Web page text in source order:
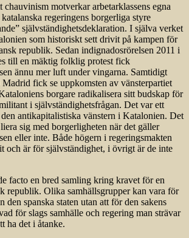
chauvinism motverkar arbetarklassens egna
regeringens borgerliga styre
självständighetsdeklaration. I själva verket
som historiskt sett drivit på kampen för
republik. Sedan indignadosrörelsen 2011 i
till en mäktig folklig protest fick
ännu mer luft under vingarna. Samtidigt
fick se uppkomsten av vänsterpartiet
borgare radikalisera sitt budskap för
i självständighetsfrågan. Det var ett
antikapitalistiska vänstern i Katalonien. Det
sig med borgerligheten när det gäller
eller inte. Både högern i regeringsmakten
och är för självständighet, i övrigt är de inte
facto en bred samling kring kravet för en
republik. Olika samhällsgrupper kan vara för
den spanska staten utan att för den sakens
för slags samhälle och regering man strävar
ha det i åtanke.